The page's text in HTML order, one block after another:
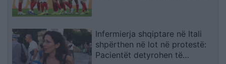
Infermierja shqiptare në Itali
shpërthen në lot në protestë:
Pacientët detyrohen të